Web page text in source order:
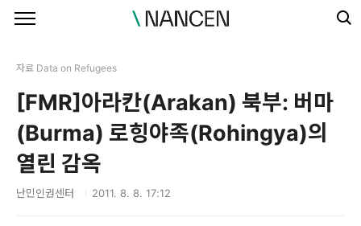
자료 Data on Refugees
[FMR]아라칸(Arakan) 북부: 버마
(Burma) 로힝야족(Rohingya)의
열린 감옥
난민인권센터 2011. 8. 8. 17:12